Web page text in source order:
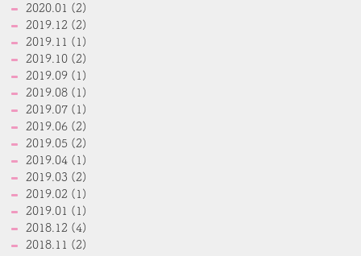
2020.01 (2)
2019.12 (2)
2019.11 (1)
2019.10 (2)
2019.09 (1)
2019.08 (1)
2019.07 (1)
2019.06 (2)
2019.05 (2)
2019.04 (1)
2019.03 (2)
2019.02 (1)
2019.01 (1)
2018.12 (4)
2018.11 (2)